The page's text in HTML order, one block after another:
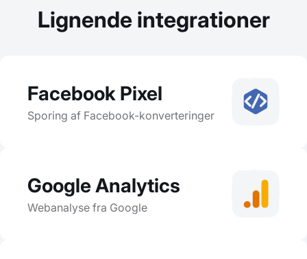
Lignende integrationer
Facebook Pixel
Sporing af Facebook-konverteringer
Google Analytics
Webanalyse fra Google